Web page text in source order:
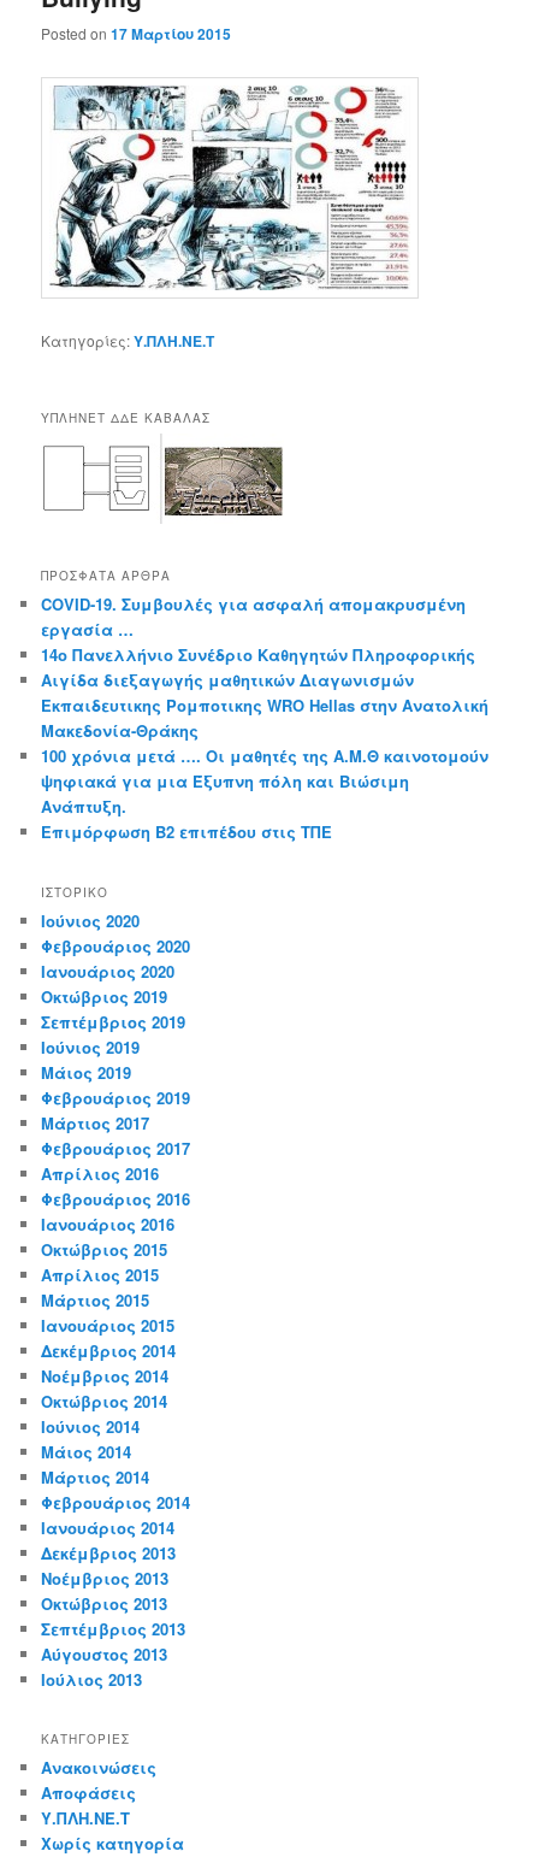
Posted on17 Μαρτίου 2015
Κατηγορίες:Υ.ΠΛΗ.ΝΕ.Τ
ΥΠΛΗΝΕΤ ΔΔΕ ΚΑΒΑΛΑΣ
ΠΡΌΣΦΑΤΑ ΆΡΘΡΑ
COVID-19. Συμβουλές για ασφαλή απομακρυσμένη
εργασία …
14o Πανελλήνιο Συνέδριο Καθηγητών Πληροφορικής
Αιγίδα διεξαγωγής μαθητικών Διαγωνισμών
Εκπαιδευτικης Ρομποτικης WRO Hellas στην Ανατολική
Μακεδονία-Θράκης
100 χρόνια μετά …. Οι μαθητές της Α.Μ.Θ καινοτομούν
ψηφιακά για μια Έξυπνη πόλη και Βιώσιμη
Ανάπτυξη.
Επιμόρφωση Β2 επιπέδου στις ΤΠΕ
ΙΣΤΟΡΙΚΌ
Ιούνιος 2020
Φεβρουάριος 2020
Ιανουάριος 2020
Οκτώβριος 2019
Σεπτέμβριος 2019
Ιούνιος 2019
Μάιος 2019
Φεβρουάριος 2019
Μάρτιος 2017
Φεβρουάριος 2017
Απρίλιος 2016
Φεβρουάριος 2016
Ιανουάριος 2016
Οκτώβριος 2015
Απρίλιος 2015
Μάρτιος 2015
Ιανουάριος 2015
Δεκέμβριος 2014
Νοέμβριος 2014
Οκτώβριος 2014
Ιούνιος 2014
Μάιος 2014
Μάρτιος 2014
Φεβρουάριος 2014
Ιανουάριος 2014
Δεκέμβριος 2013
Νοέμβριος 2013
Οκτώβριος 2013
Σεπτέμβριος 2013
Αύγουστος 2013
Ιούλιος 2013
KΑΤΗΓΟΡΊΕΣ
Ανακοινώσεις
Αποφάσεις
Υ.ΠΛΗ.ΝΕ.Τ
Χωρίς κατηγορία